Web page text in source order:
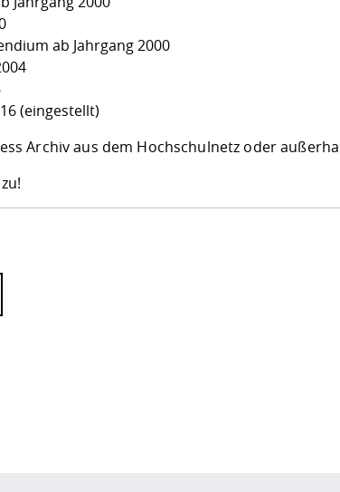
ab Jahrgang 2000
(eingestellt)
Archivaus dem Hochschulnetz oder
zu!